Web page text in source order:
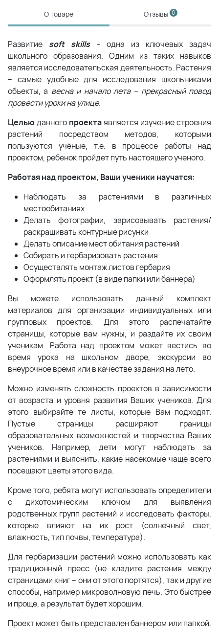
О товаре Отзывы 0
Развитие soft skills– одна из ключевых задач
школьного образования. Одним из таких навыков
является исследовательская деятельность. Растения
– самые удобные для исследования школьниками
объекты, а весна и начало лета – прекрасный повод
провести уроки на улице.
Целью данного проекта является изучение строения
растений посредством методов, которыми
пользуются учёные, т.е. в процессе работы над
проектом, ребенок пройдет путь настоящего ученого.
Работая над проектом, Ваши ученики научатся:
Наблюдать за растениями в различных
местообитаниях
Делать фотографии, зарисовывать растения/
раскрашивать контурные рисунки
Делать описание мест обитания растений
Собирать и гербаризовать растения
Осуществлять монтаж листов гербария
Оформлять проект (в виде папки или баннера)
Вы можете использовать данный комплект
материалов для организации индивидуальных или
групповых проектов. Для этого распечатайте
страницы, которые вам нужны, и раздайте их своим
ученикам. Работа над проектом может вестись во
время урока на школьном дворе, экскурсии во
внеурочное время или в качестве задания на лето.
Можно изменять сложность проектов в зависимости
от возраста и уровня развития Ваших учеников. Для
этого выбирайте те листы, которые Вам подходят.
Пустые страницы расширяют границы
образовательных возможностей и творчества Ваших
учеников. Например, дети могут наблюдать за
растениями и выяснить, какие насекомые чаще всего
посещают цветы этого вида.
Кроме того, ребята могут использовать определители
с дихотомическим ключом для выявления
родственных групп растений и исследовать факторы,
которые влияют на их рост (солнечный свет,
влажность, тип почвы, температура).
Для гербаризации растений можно использовать как
традиционный пресс (не кладите растения между
страницами книг – они от этого портятся), так и другие
способы, например микроволновую печь. Это быстрее
и проще, а результат будет хорошим.
Проект может быть представлен баннером или папкой.